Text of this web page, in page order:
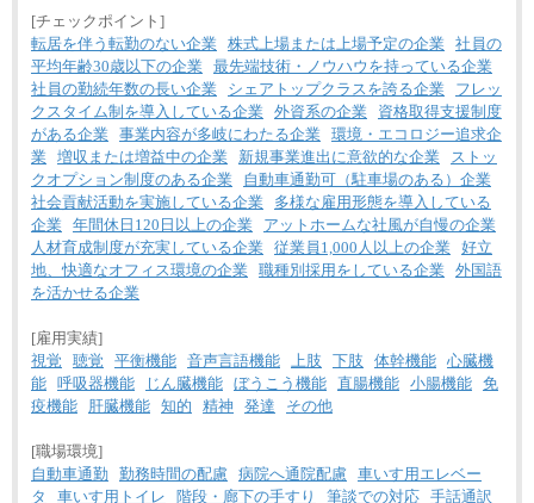
[チェックポイント]
転居を伴う転勤のない企業 株式上場または上場予定の企業 社員の
平均年齢30歳以下の企業 最先端技術・ノウハウを持っている企業
社員の勤続年数の長い企業
シェアトップクラスを誇る企業
フレッ
クスタイム制を導入している企業 外資系の企業
資格取得支援制度
がある企業 事業内容が多岐にわたる企業 環境・エコロジー追求企
業 増収または増益中の企業 新規事業進出に意欲的な企業
ストッ
クオプション制度のある企業
自動車通勤可（駐車場のある）企業
社会貢献活動を実施している企業
多様な雇用形態を導入している
企業 年間休日120日以上の企業
アットホームな社風が自慢の企業
人材育成制度が充実している企業 従業員1,000人以上の企業 好立
地、快適なオフィス環境の企業 職種別採用をしている企業 外国語
を活かせる企業
[雇用実績]
視覚
聴覚 平衡機能 音声言語機能 上肢 下肢 体幹機能 心臓機
能 呼吸器機能 じん臓機能 ぼうこう機能 直腸機能 小腸機能 免
疫機能
肝臓機能 知的 精神 発達 その他
[職場環境]
自動車通勤
勤務時間の配慮 病院へ通院配慮 車いす用エレベー
タ
車いす用トイレ 階段・廊下の手すり 筆談での対応 手話通訳